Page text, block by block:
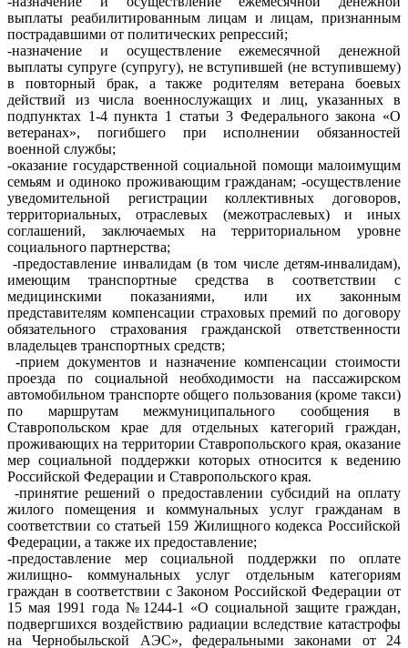
выплаты реабилитированным лицам и лицам, признанным
пострадавшими от политических репрессий;
-назначение и осуществление ежемесячной денежной
выплаты супруге (супругу), не вступившей (не вступившему)
в повторный брак, а также родителям ветерана боевых
действий из числа военнослужащих и лиц, указанных в
подпунктах 1-4 пункта 1 статьи 3 Федерального закона «О
ветеранах», погибшего при исполнении обязанностей
военной службы;
-оказание государственной социальной помощи малоимущим
семьям и одиноко проживающим гражданам; -осуществление
уведомительной регистрации коллективных договоров,
территориальных, отраслевых (межотраслевых) и иных
соглашений, заключаемых на территориальном уровне
социального партнерства;
-предоставление инвалидам (в том числе детям-инвалидам),
имеющим транспортные средства в соответствии с
медицинскими показаниями, или их законным
представителям компенсации страховых премий по договору
обязательного страхования гражданской ответственности
владельцев транспортных средств;
-прием документов и назначение компенсации стоимости
проезда по социальной необходимости на пассажирском
автомобильном транспорте общего пользования (кроме такси)
по маршрутам межмуниципального сообщения в
Ставропольском крае для отдельных категорий граждан,
проживающих на территории Ставропольского края, оказание
мер социальной поддержки которых относится к ведению
Российской Федерации и Ставропольского края.
-принятие решений о предоставлении субсидий на оплату
жилого помещения и коммунальных услуг гражданам в
соответствии со статьей 159 Жилищного кодекса Российской
Федерации, а также их предоставление;
-предоставление мер социальной поддержки по оплате
жилищно- коммунальных услуг отдельным категориям
граждан в соответствии с Законом Российской Федерации от
15 мая 1991 года №1244-1 «О социальной защите граждан,
подвергшихся воздействию радиации вследствие катастрофы
на Чернобыльской АЭС», федеральными законами от 24